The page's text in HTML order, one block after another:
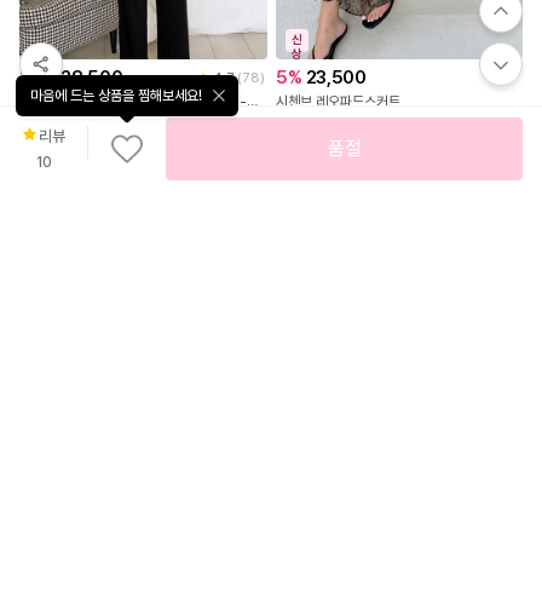
26%28,500 4.7(78)
🔥 26%최대세일🔥브라캡선택가능/55-88! 데미스 찰랑 잠옷파자마원피스
신
상
5% 23,500
시첸브 레오파드스커트
리뷰
10
마음에 드는 상품을 찜해보세요!
품절